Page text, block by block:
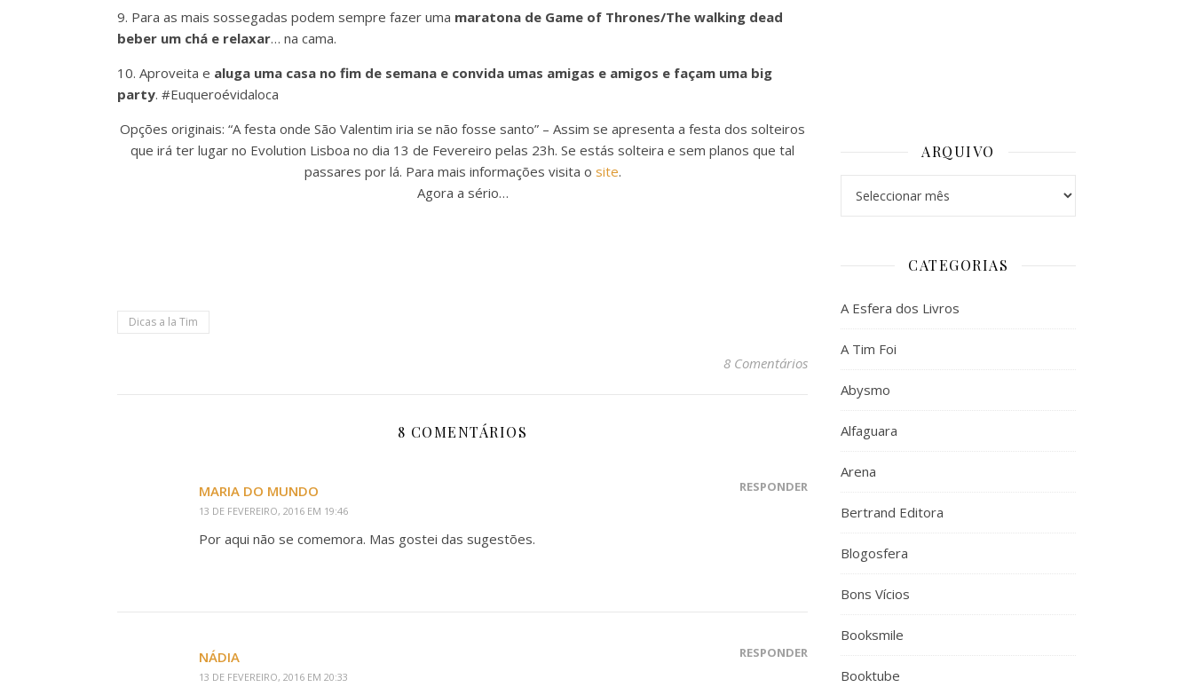
9. Para as mais sossegadas podem sempre fazer uma maratona de Game of Thrones/The walking dead
beber um chá e relaxar… na cama.
10. Aproveita e aluga uma casa no fim de semana e convida umas amigas e amigos e façam uma big
party. #Euqueroévidaloca
Opções originais: “A festa onde São Valentim iria se não fosse santo” – Assim se apresenta a festa dos solteiros
que irá ter lugar no Evolution Lisboa no dia 13 de Fevereiro pelas 23h. Se estás solteira e sem planos que tal
passares por lá. Para mais informações visita o site.
Agora a sério…
Dicas a la Tim
8 Comentários
8 COMENTÁRIOS
MARIA DO MUNDO
13 DE FEVEREIRO, 2016 EM 19:46
RESPONDER
Por aqui não se comemora. Mas gostei das sugestões.
NÁDIA
13 DE FEVEREIRO, 2016 EM 20:33
RESPONDER
ARQUIVO
CATEGORIAS
A Esfera dos Livros
A Tim Foi
Abysmo
Alfaguara
Arena
Bertrand Editora
Blogosfera
Bons Vícios
Booksmile
Booktube